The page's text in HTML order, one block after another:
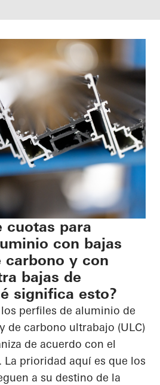
cuotas para
con bajas
carbono y con
bajas de
significa esto?
perfiles de aluminio de
de carbono ultrabajo (ULC)
de acuerdo con el
La prioridad aquí es que los
a su destino de la